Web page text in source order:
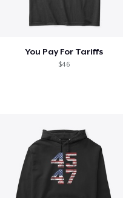
You Pay For Tariffs
$46